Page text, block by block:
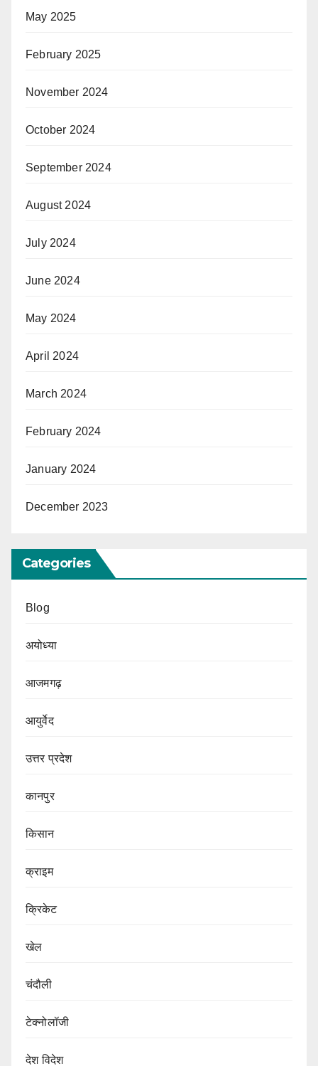
May 2025
February 2025
November 2024
October 2024
September 2024
August 2024
July 2024
June 2024
May 2024
April 2024
March 2024
February 2024
January 2024
December 2023
Categories
Blog
अयोध्या
आजमगढ़
आयुर्वेद
उत्तर प्रदेश
कानपुर
किसान
क्राइम
क्रिकेट
खेल
चंदौली
टेक्नोलॉजी
देश विदेश